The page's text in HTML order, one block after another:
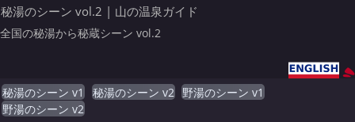
秘湯のシーン vol.2 | 山の温泉ガイド
全国の秘湯から秘蔵シーン vol.2
秘湯のシーン v1 秘湯のシーン v2
野湯のシーン v1
野湯のシーン v2